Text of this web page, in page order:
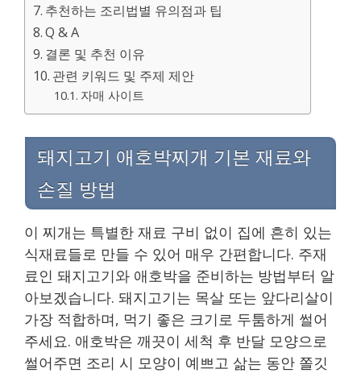
추천하는 조리법별 유의점과 팁
Q & A
결론 및 추천 이유
관련 키워드 및 주제 제안
자매 사이트
돼지고기 애호박찌개 기본 재료와
손질 방법
이 찌개는 특별한 재료 구비 없이 집에 흔히 있는
식재료들로 만들 수 있어 매우 간편합니다. 주재
료인 돼지고기와 애호박을 준비하는 방법부터 알
아보겠습니다. 돼지고기는 목살 또는 앞다리살이
가장 적합하며, 먹기 좋은 크기로 두툼하게 썰어
주세요. 애호박은 깨끗이 세척 후 반달 모양으로
썰어주면 조리 시 모양이 예쁘고 삶는 동안 쫄깃